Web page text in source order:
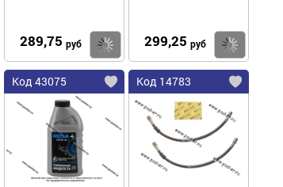
289,75 руб Купить
299,25 руб
Код 43075 Код 14783